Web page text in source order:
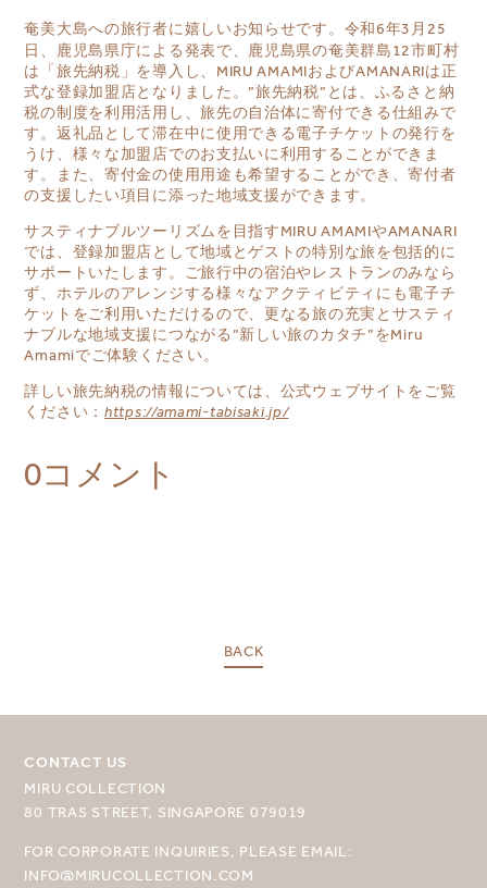
目的地を選択してください
奄美大島への旅行者に嬉しいお知らせです。令和6年3月25
日、鹿児島県庁による発表で、鹿児島県の奄美群島12市町村
は「旅先納税」を導入し、MIRU AMAMIおよびAMANARIは正
式な登録加盟店となりました。”旅先納税”とは、ふるさと納
税の制度を利用活用 し、旅先の自治体に寄付できる仕組みで
す。返礼品として滞在中に使用できる電子チケットの発行を
うけ、様々な加盟店でのお支払いに利用することができま
す。また、寄付金の使用用途も希望することができ、寄付者
の支援したい項目に添った地域支援ができます。
サスティナブルツーリズムを目指すMIRU AMAMIやAMANARI
では、登録加盟店として地域とゲストの特別な旅を包括的に
サポートいたします。ご旅行中の宿泊やレストランのみなら
ず、ホテルのアレンジする様々なアクティビティにも電子チ
ケットをご利用いただけるので、更なる旅の充実とサスティ
ナブルな地域支援につながる”新しい旅のカタチ”をMiru
Amamiでご体験ください。
詳しい旅先納税の情報については、公式ウェブサイトをご覧
ください： https://amami-tabisaki.jp/
0コメント
BACK
CONTACT US
MIRU COLLECTION
80 TRAS STREET, SINGAPORE 079019
FOR CORPORATE INQUIRIES, PLEASE EMAIL:
INFO@MIRUCOLLECTION.COM